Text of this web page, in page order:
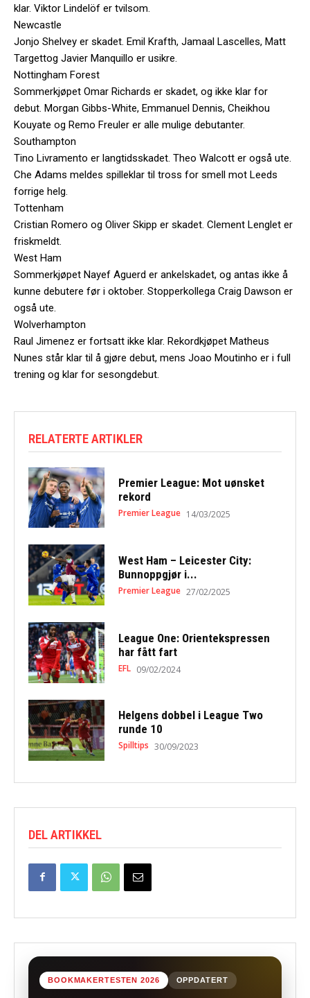
klar. Viktor Lindelöf er tvilsom.
Newcastle
Jonjo Shelvey er skadet. Emil Krafth, Jamaal Lascelles, Matt
Targettog Javier Manquillo er usikre.
Nottingham Forest
Sommerkjøpet Omar Richards er skadet, og ikke klar for
debut. Morgan Gibbs-White, Emmanuel Dennis, Cheikhou
Kouyate og Remo Freuler er alle mulige debutanter.
Southampton
Tino Livramento er langtidsskadet. Theo Walcott er også ute.
Che Adams meldes spilleklar til tross for smell mot Leeds
forrige helg.
Tottenham
Cristian Romero og Oliver Skipp er skadet. Clement Lenglet er
friskmeldt.
West Ham
Sommerkjøpet Nayef Aguerd er ankelskadet, og antas ikke å
kunne debutere før i oktober. Stopperkollega Craig Dawson er
også ute.
Wolverhampton
Raul Jimenez er fortsatt ikke klar. Rekordkjøpet Matheus
Nunes står klar til å gjøre debut, mens Joao Moutinho er i full
trening og klar for sesongdebut.
RELATERTE ARTIKLER
Premier League: Mot uønsket
rekord
Premier League 14/03/2025
West Ham – Leicester City:
Bunnoppgjør i...
Premier League 27/02/2025
League One: Orientekspressen
har fått fart
EFL 09/02/2024
Helgens dobbel i League Two
runde 10
Spilltips 30/09/2023
DEL ARTIKKEL
BOOKMAKERTESTEN 2026 OPPDATERT